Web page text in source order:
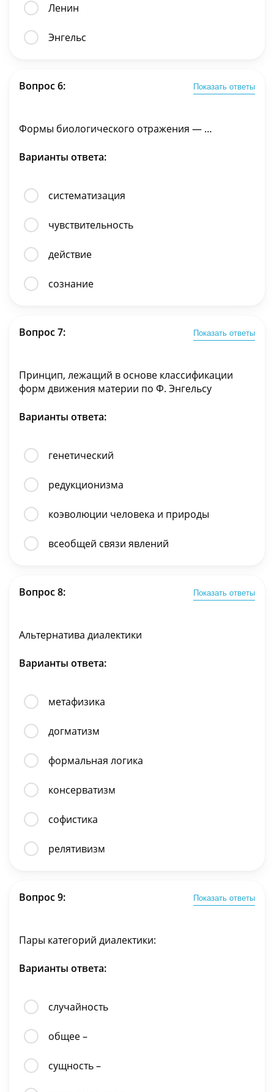
Ленин
Энгельс
Вопрос 6: Показать ответы
Формы биологического отражения — …
Варианты ответа:
систематизация
чувствительность
действие
сознание
Вопрос 7: Показать ответы
Принцип, лежащий в основе классификации
форм движения материи по Ф. Энгельсу
Варианты ответа:
генетический
редукционизма
коэволюции человека и природы
всеобщей связи явлений
Вопрос 8: Показать ответы
Альтернатива диалектики
Варианты ответа:
метафизика
догматизм
формальная логика
консерватизм
софистика
релятивизм
Вопрос 9: Показать ответы
Пары категорий диалектики:
Варианты ответа:
случайность
общее –
сущность –